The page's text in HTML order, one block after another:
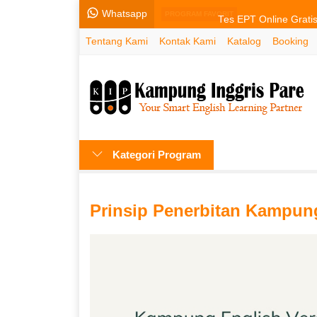
Whatsapp Tes EPT Online
Kursus Intensif 1
Kursus Bahasa
Kursus Bahasa
Tentang Kami Kontak Kami Katalog Booking
Kategori Program
Prinsip Penerbitan